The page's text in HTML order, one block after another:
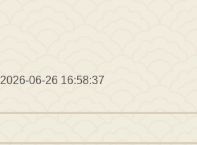
2026-06-26 16:58:37